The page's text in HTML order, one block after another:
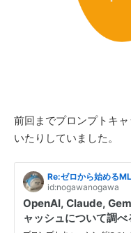
前回までプロンプトキ
いたりしていました。